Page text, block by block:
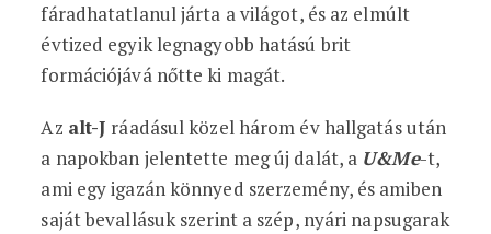
fáradhatatlanul járta a világot, és az elmúlt
évtized egyik legnagyobb hatású brit
formációjává nőtte ki magát.
Az alt-J ráadásul közel három év hallgatás után
a napokban jelentette meg új dalát, a U&Me-t,
ami egy igazán könnyed szerzemény, és amiben
saját bevallásuk szerint a szép, nyári napsugarak